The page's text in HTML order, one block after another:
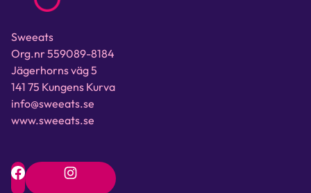
Sweeats
Org.nr 559089-8184
Jägerhorns väg 5
141 75 Kungens Kurva
info@sweeats.se
www.sweeats.se